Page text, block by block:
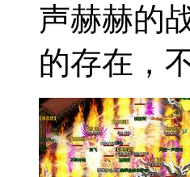
声赫赫的
的存在，